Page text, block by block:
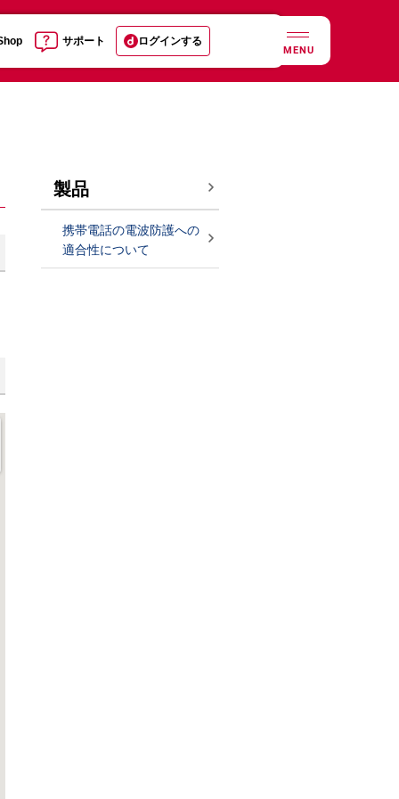
サポート ログインする
MENU
製品
携帯電話の電波防護への
適合性について